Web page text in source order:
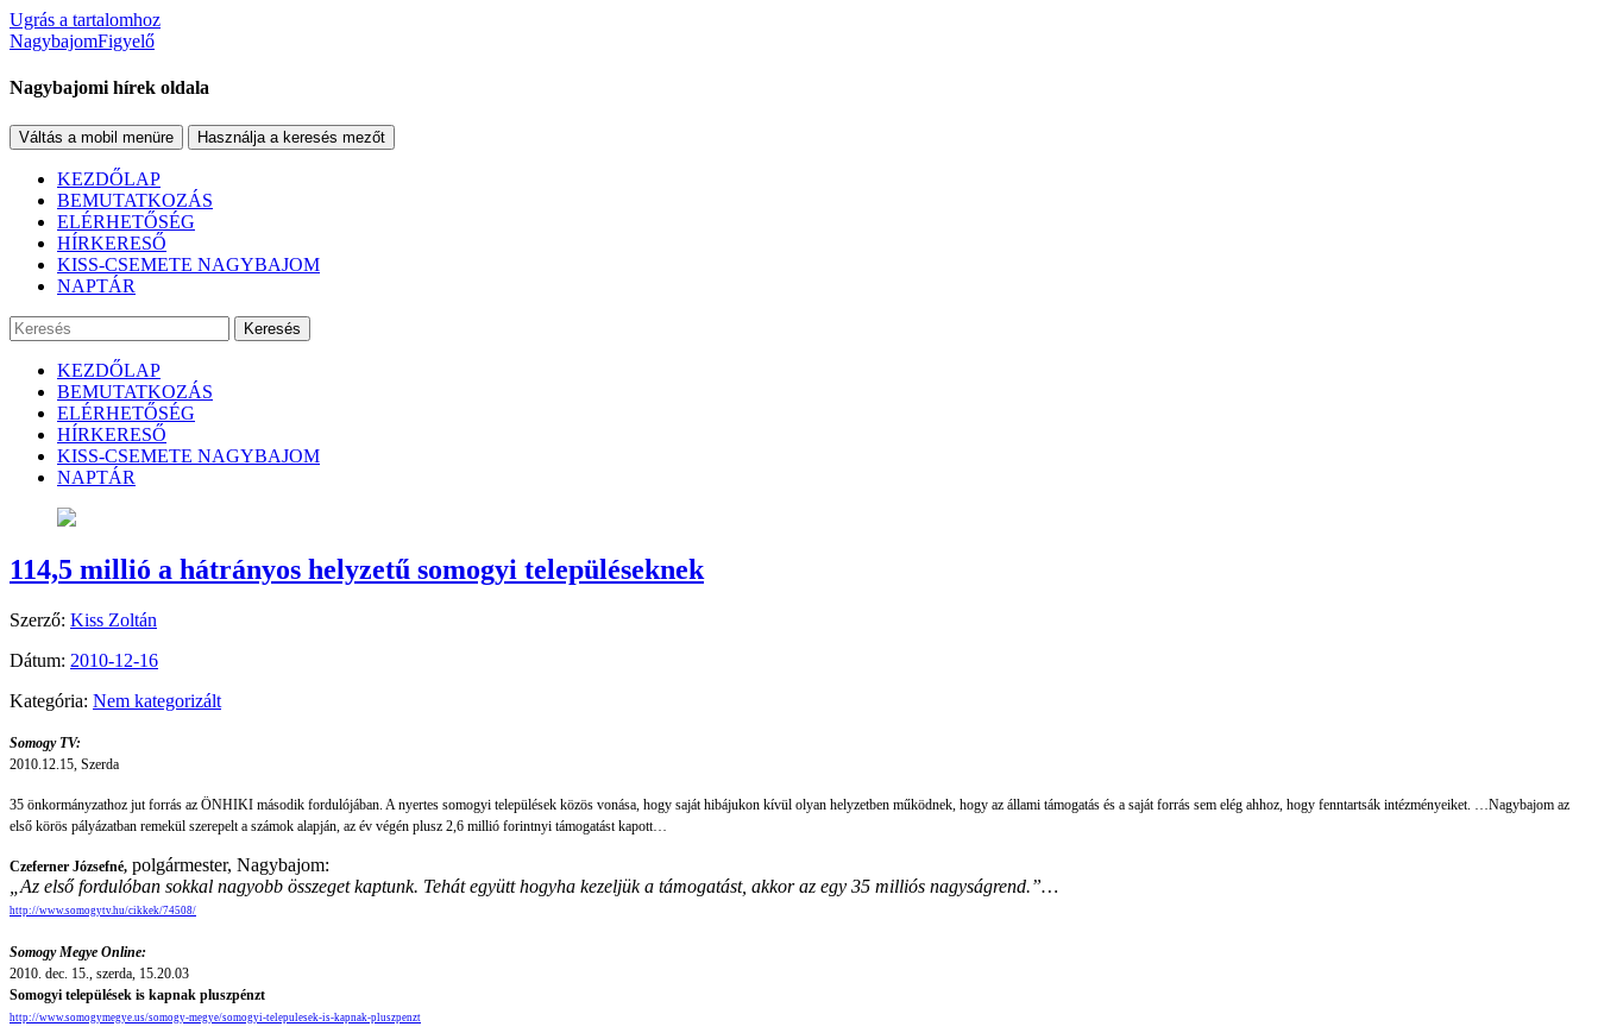
Ugrás a tartalomhoz
NagybajomFigyelő
Nagybajomi hírek oldala
Váltás a mobil menüre Használja a keresés mezőt
KEZDŐLAP
BEMUTATKOZÁS
ELÉRHETŐSÉG
HÍRKERESŐ
KISS-CSEMETE NAGYBAJOM
NAPTÁR
Keresés
KEZDŐLAP
BEMUTATKOZÁS
ELÉRHETŐSÉG
HÍRKERESŐ
KISS-CSEMETE NAGYBAJOM
NAPTÁR
114,5 millió a hátrányos helyzetű somogyi településeknek
Szerző: Kiss Zoltán
Dátum: 2010-12-16
Kategória: Nem kategorizált
Somogy TV:
2010.12.15, Szerda
35 önkormányzathoz jut forrás az ÖNHIKI második fordulójában. A nyertes somogyi települések közös vonása, hogy saját hibájukon kívül olyan helyzetben működnek, hogy az állami támogatás és a saját forrás sem elég ahhoz, hogy fenntartsák intézményeiket. …Nagybajom az
első körös pályázatban remekül szerepelt a számok alapján, az év végén plusz 2,6 millió forintnyi támogatást kapott…
Czeferner Józsefné, polgármester, Nagybajom:
„Az első fordulóban sokkal nagyobb összeget kaptunk. Tehát együtt hogyha kezeljük a támogatást, akkor az egy 35 milliós nagyságrend.”…
http://www.somogytv.hu/cikkek/74508/
Somogy Megye Online:
2010. dec. 15., szerda, 15.20.03
Somogyi települések is kapnak pluszpénzt
http://www.somogymegye.us/somogy-megye/somogyi-telepulesek-is-kapnak-pluszpenzt